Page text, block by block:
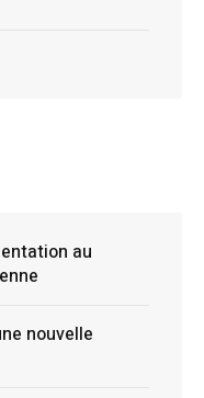
au
nouvelle